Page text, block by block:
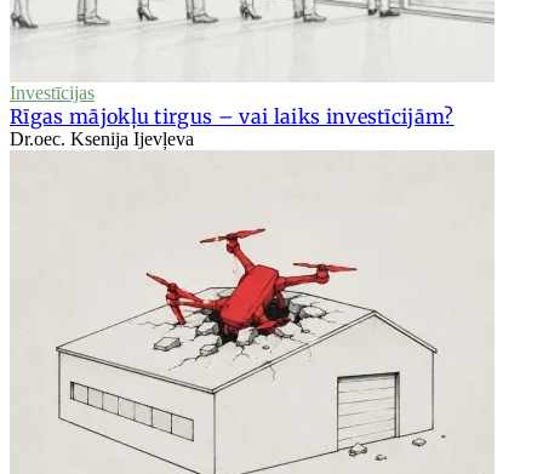
Investīcijas
Rīgas mājokļu tirgus – vai laiks investīcijām?
Dr.oec. Ksenija Ijevļeva